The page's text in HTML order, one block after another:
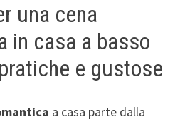
una cena
in casa a basso
e gustose
a casa parte dalla